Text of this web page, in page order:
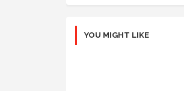
YOU MIGHT LIKE